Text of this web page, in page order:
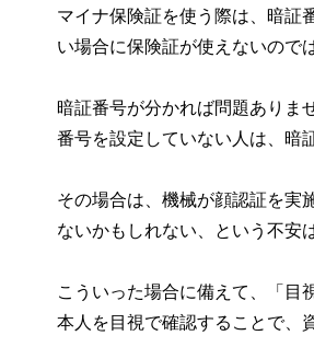
マイナ保険証を使う際は、暗証
い場合に保険証が使えないので
暗証番号が分かれば問題ありま
番号を設定していない人は、暗
その場合は、機械が顔認証を実
ないかもしれない、という不安
こういった場合に備えて、「目
本人を目視で確認することで、